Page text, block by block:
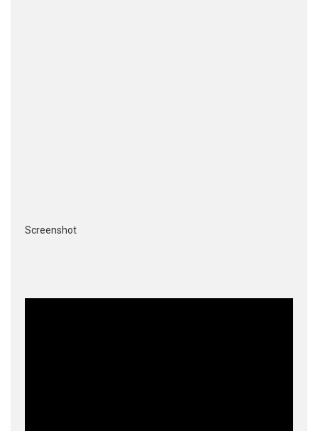
Screenshot